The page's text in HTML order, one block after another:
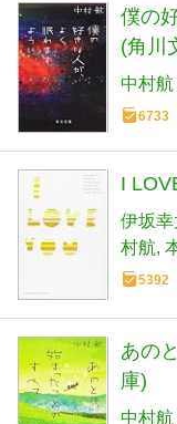
僕の
(角川
中村航
6733
I
伊坂幸
村航
5392
あの
庫)
中村航